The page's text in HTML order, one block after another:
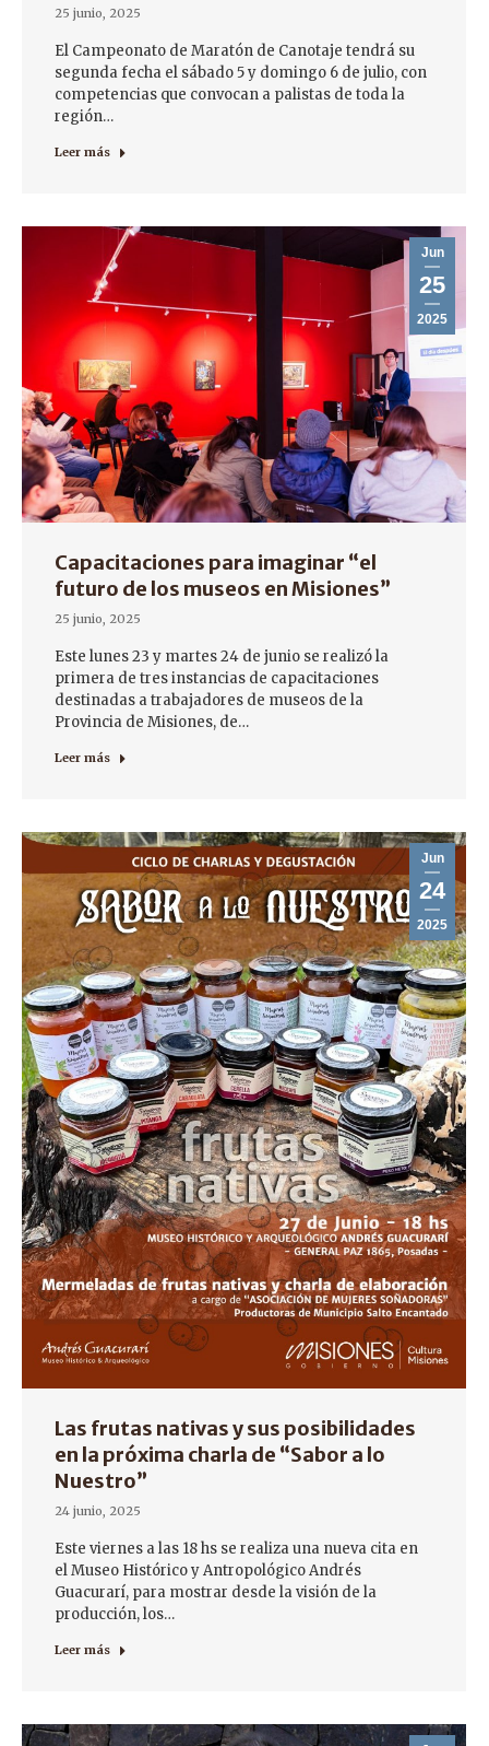
25 junio, 2025
El Campeonato de Maratón de Canotaje tendrá su
segunda fecha el sábado 5 y domingo 6 de julio, con
competencias que convocan a palistas de toda la
región…
Leer más
Jun
25
2025
Capacitaciones para imaginar “el
futuro de los museos en Misiones”
25 junio, 2025
Este lunes 23 y martes 24 de junio se realizó la
primera de tres instancias de capacitaciones
destinadas a trabajadores de museos de la
Provincia de Misiones, de…
Leer más
Jun
24
2025
Las frutas nativas y sus posibilidades
en la próxima charla de “Sabor a lo
Nuestro”
24 junio, 2025
Este viernes a las 18 hs se realiza una nueva cita en
el Museo Histórico y Antropológico Andrés
Guacurarí, para mostrar desde la visión de la
producción, los…
Leer más